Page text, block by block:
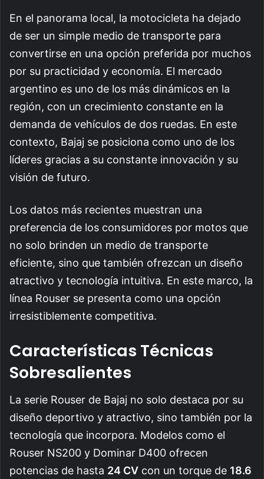
En el panorama local, la motocicleta ha dejado
de ser un simple medio de transporte para
convertirse en una opción preferida por muchos
por su practicidad y economía. El mercado
argentino es uno de los más dinámicos en la
región, con un crecimiento constante en la
demanda de vehículos de dos ruedas. En este
contexto, Bajaj se posiciona como uno de los
líderes gracias a su constante innovación y su
visión de futuro.
Los datos más recientes muestran una
preferencia de los consumidores por motos que
no solo brinden un medio de transporte
eficiente, sino que también ofrezcan un diseño
atractivo y tecnología intuitiva. En este marco, la
línea Rouser se presenta como una opción
irresistiblemente competitiva.
Características Técnicas
Sobresalientes
La serie Rouser de Bajaj no solo destaca por su
diseño deportivo y atractivo, sino también por la
tecnología que incorpora. Modelos como el
Rouser NS200 y Dominar D400 ofrecen
potencias de hasta 24 CV con un torque de 18.6